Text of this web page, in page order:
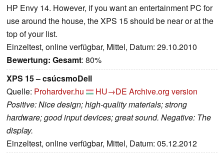
HP Envy 14. However, if you want an entertainment PC for
use around the house, the XPS 15 should be near or at the
top of your list.
Einzeltest, online verfügbar, Mittel, Datum: 29.10.2010
Bewertung: Gesamt: 80%
XPS 15 – csúcsmoDell
Quelle: Prohardver.hu HU→DE Archive.org version
Positive: Nice design; high-quality materials; strong
hardware; good input devices; great sound. Negative: The
display.
Einzeltest, online verfügbar, Mittel, Datum: 05.12.2012